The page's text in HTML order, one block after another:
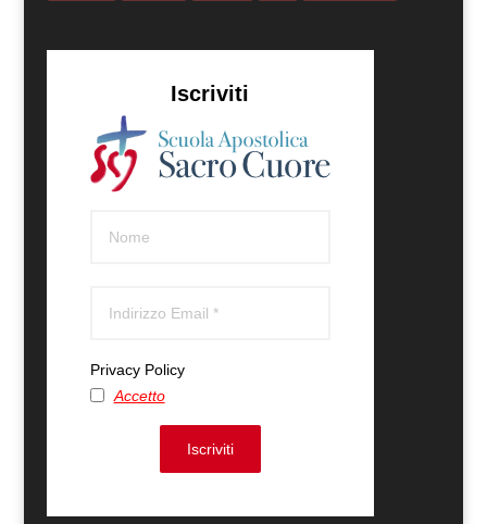
Iscriviti
Privacy Policy
Accetto
Iscriviti